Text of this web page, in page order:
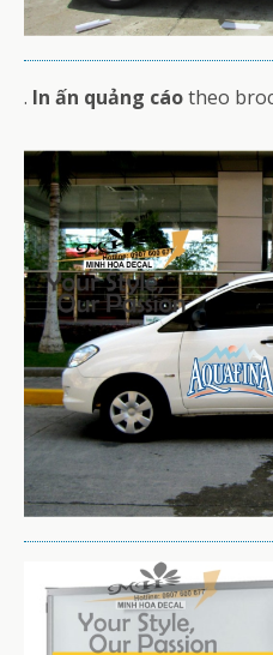
. In ấn quảng cáotheo